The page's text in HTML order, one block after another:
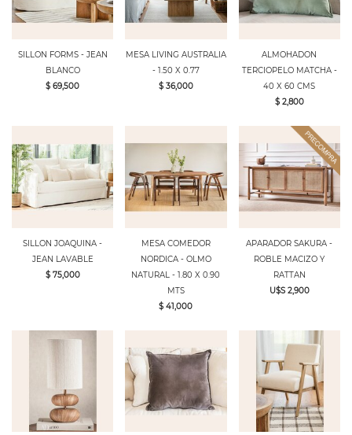
SILLON FORMS - JEAN
BLANCO
$ 69,500
MESA LIVING AUSTRALIA
- 1.50 X 0.77
$ 36,000
ALMOHADON
TERCIOPELO MATCHA -
40 X 60 CMS
$ 2,800
SILLON JOAQUINA -
JEAN LAVABLE
$ 75,000
MESA COMEDOR
NORDICA - OLMO
NATURAL - 1.80 X 0.90
MTS
$ 41,000
APARADOR SAKURA -
ROBLE MACIZO Y
RATTAN
U$S 2,900